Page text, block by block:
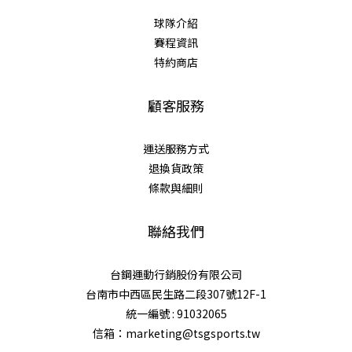
球隊介紹
賽程資訊
特約商店
顧客服務
運送服務方式
退換貨政策
條款與細則
聯絡我們
台鋼運動行銷股份有限公司
台南市中西區民生路二段307號12F-1
統一編號 : 91032065
信箱：marketing@tsgsports.tw